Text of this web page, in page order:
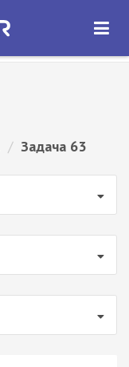
ОТКРЫТЬ
/ Задача 63